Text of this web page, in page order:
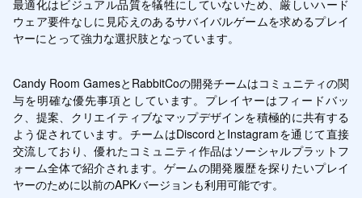
最適化はビジュアル品質を犠牲にしていないため、厳しいハード
ウェア要件なしに見応えのあるサバイバルゲームを求めるプレイ
ヤーにとって強力な選択肢となっています。
Candy Room GamesとRabbitCoの開発チームはコミュニティの関
与を明確な優先事項としています。プレイヤーはフィードバッ
ク、提案、クリエイティブなマップデザインを積極的に共有する
よう促されています。チームはDiscordとInstagramを通じて直接
交流しており、優れたコミュニティ作品はソーシャルプラットフ
ォーム全体で紹介されます。ゲームの開発履歴を探りたいプレイ
ヤーのために以前のAPKバージョンも利用可能です。